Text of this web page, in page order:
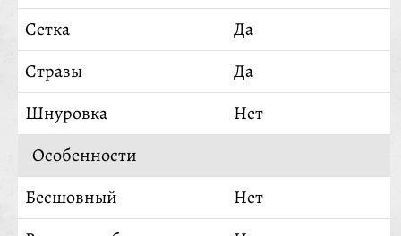
Сетка
Да
Стразы
Да
Шнуровка
Нет
Особенности
Бесшовный
Нет